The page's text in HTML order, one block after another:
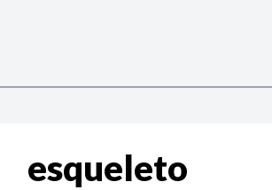
esqueleto